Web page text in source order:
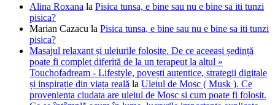
Alina Roxana la Pisica tunsa, e bine sau nu e bine sa iti tunzi
pisica?
Marian Cazacu la Pisica tunsa, e bine sau nu e bine sa iti tunzi
pisica?
Masajul relaxant și uleiurile folosite. De ce aceeași ședință
poate fi complet diferită de la un terapeut la altul »
Touchofadream - Lifestyle, povești autentice, strategii digitale
și inspirație din viața reală la Uleiul de Mosc ( Musk ). Ce
provenienta ciudata are uleiul de Mosc si cum poate fi folosit.